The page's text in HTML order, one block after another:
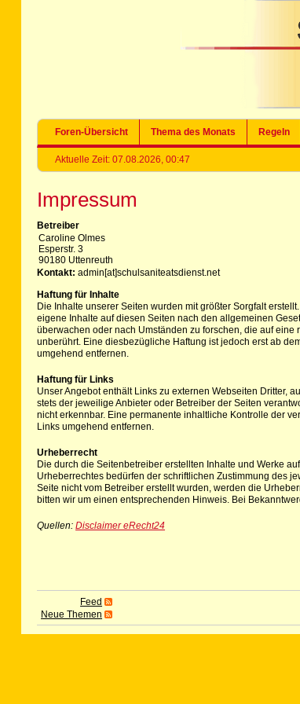
Foren-Übersicht Thema des Monats Regeln
Aktuelle Zeit: 07.08.2026, 00:47
Impressum
Betreiber
Caroline Olmes
Esperstr. 3
90180 Uttenreuth
Kontakt: admin[at]schulsaniteatsdienst.net
Haftung für Inhalte
Die Inhalte unserer Seiten wurden mit größter Sorgfalt
eigene Inhalte auf diesen Seiten nach den allgemeinen
überwachen oder nach Umständen zu forschen, die auf
unberührt. Eine diesbezügliche Haftung ist jedoch erst ab
umgehend entfernen.
Haftung für Links
Unser Angebot enthält Links zu externen Webseiten Dritter,
stets der jeweilige Anbieter oder Betreiber der Seiten
nicht erkennbar. Eine permanente inhaltliche Kontrolle der
Links umgehend entfernen.
Urheberrecht
Die durch die Seitenbetreiber erstellten Inhalte und Werke
Urheberrechtes bedürfen der schriftlichen Zustimmung des
Seite nicht vom Betreiber erstellt wurden, werden die
bitten wir um einen entsprechenden Hinweis. Bei
Quellen:Disclaimer eRecht24
Feed
Neue Themen